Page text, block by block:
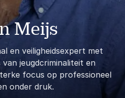
Meijs
en veiligheidsexpert met
van jeugdcriminaliteit en
focus op professioneel
onder druk.